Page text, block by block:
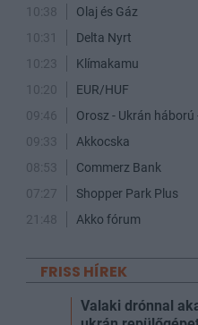
10:38
Olaj és Gáz
10:31
Delta Nyrt
10:23
Klímakamu
10:20
EUR/HUF
09:46
Orosz - Ukrán
09:33
Akkocska
08:53
Commerz Bank
07:27
Shopper Park Plus
21:48
Akko fórum
FRISS HÍREK
Valaki drónnal